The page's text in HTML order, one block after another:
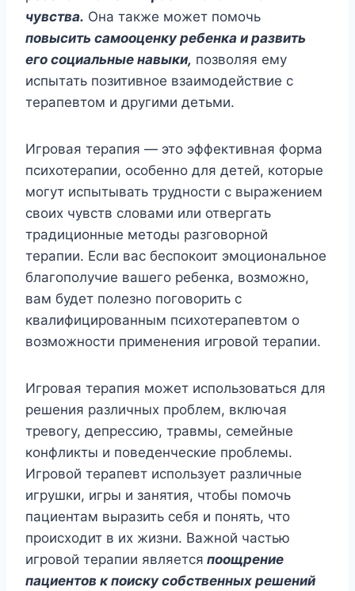
чувства. Она также может помочь
повысить самооценку ребенка и развить
его социальные навыки, позволяя ему
испытать позитивное взаимодействие с
терапевтом и другими детьми.
Игровая терапия — это эффективная форма
психотерапии, особенно для детей, которые
могут испытывать трудности с выражением
своих чувств словами или отвергать
традиционные методы разговорной
терапии. Если вас беспокоит эмоциональное
благополучие вашего ребенка, возможно,
вам будет полезно поговорить с
квалифицированным психотерапевтом о
возможности применения игровой терапии.
Игровая терапия может использоваться для
решения различных проблем, включая
тревогу, депрессию, травмы, семейные
конфликты и поведенческие проблемы.
Игровой терапевт использует различные
игрушки, игры и занятия, чтобы помочь
пациентам выразить себя и понять, что
происходит в их жизни. Важной частью
игровой терапии является поощрение
пациентов к поиску собственных решений